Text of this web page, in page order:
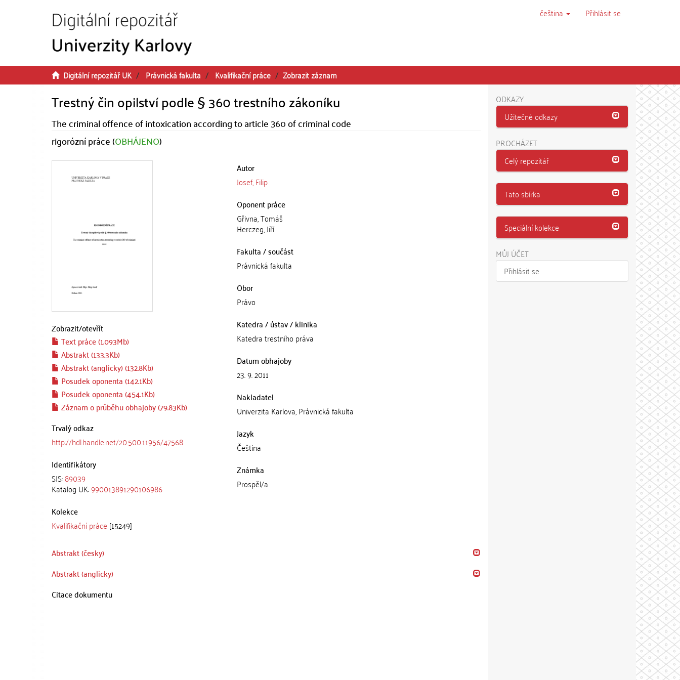
čeština Přihlásit se
Digitální repozitář UK Právnická fakulta Kvalifikační práce Zobrazit záznam
Trestný čin opilství podle § 360 trestního zákoníku
The criminal offence of intoxication according to article 360 of criminal code
rigorózní práce (OBHÁJENO)
Zobrazit/otevřít
Text práce (1.093Mb)
Abstrakt (133.3Kb)
Abstrakt (anglicky) (132.8Kb)
Posudek oponenta (142.1Kb)
Posudek oponenta (454.1Kb)
Záznam o průběhu obhajoby (79.83Kb)
Trvalý odkaz
http://hdl.handle.net/20.500.11956/47568
Identifikátory
SIS:89039
Katalog UK:990013891290106986
Kolekce
Kvalifikační práce [15249]
Autor
Josef, Filip
Oponent práce
Gřivna, Tomáš
Herczeg, Jiří
Fakulta / součást
Právnická fakulta
Obor
Právo
Katedra / ústav / klinika
Katedra trestního práva
Datum obhajoby
23. 9. 2011
Nakladatel
Univerzita Karlova, Právnická fakulta
Jazyk
Čeština
Známka
Prospěl/a
Abstrakt (česky)
Abstrakt (anglicky)
Citace dokumentu
ODKAZY
Užitečné odkazy
PROCHÁZET
Celý repozitář
Tato sbírka
Speciální kolekce
MŮJ ÚČET
Přihlásit se